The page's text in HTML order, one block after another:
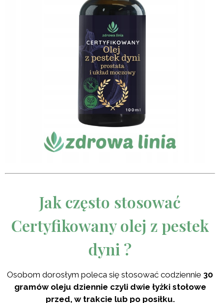
Jak często stosować
Certyfikowany olej z pestek
dyni ?
Osobom dorosłym poleca się stosować codziennie 30
gramów oleju dziennie czyli dwie łyżki stołowe
przed, w trakcie lub po posiłku.